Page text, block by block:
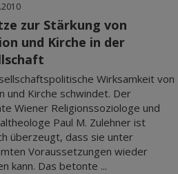
zur Stärkung von
und Kirche in der
Wirksamkeit von
und Kirche schwindet. Der
Wiener Religionssoziologe und
Paul M. Zulehner ist
überzeugt, dass sie unter
Voraussetzungen wieder
kann. Das betonte ...